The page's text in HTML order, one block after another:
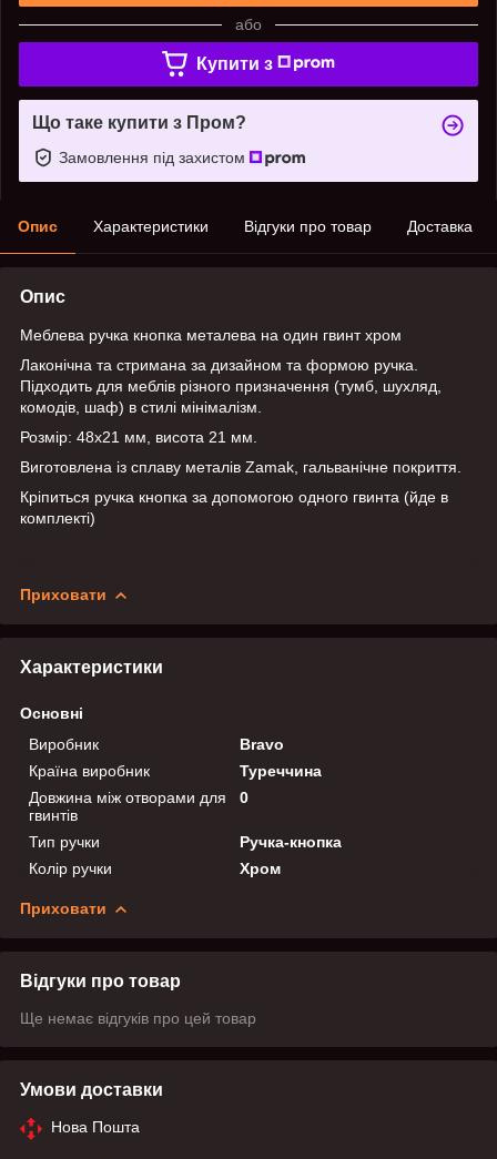
або
Купити з
Що таке купити з Пром?
Замовлення під захистом
Опис Характеристики Відгуки про товар Доставка
Опис
Меблева ручка кнопка металева на один гвинт хром
Лаконічна та стримана за дизайном та формою ручка.
Підходить для меблів різного призначення (тумб, шухляд,
комодів, шаф) в стилі мінімалізм.
Розмір: 48х21 мм, висота 21 мм.
Виготовлена із сплаву металів Zamak, гальванічне покриття.
Кріпиться ручка кнопка за допомогою одного гвинта (йде в
комплекті)
Приховати
Характеристики
Основні
Виробник
Bravo
Країна виробник
Туреччина
Довжина між отворами для
гвинтів
0
Тип ручки
Ручка-кнопка
Колір ручки
Хром
Приховати
Відгуки про товар
Ще немає відгуків про цей товар
Умови доставки
Нова Пошта